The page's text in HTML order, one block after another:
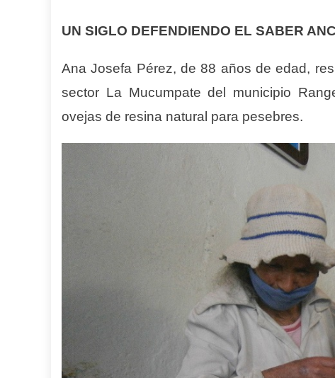
UN SIGLO DEFENDIENDO EL SABER
Ana Josefa Pérez, de 88 años de edad,
sector La Mucumpate del municipio
ovejas de resina natural para pesebres.